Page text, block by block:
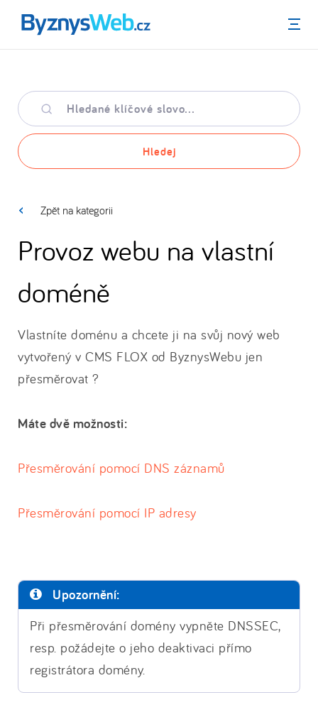
Menu
Hledané
klíčové
slovo
Hledej
Zpět na kategorii
Provoz webu na vlastní
doméně
Vlastníte doménu a chcete ji na svůj nový web
vytvořený v CMS FLOX od ByznysWebu jen
přesměrovat ?
Máte dvě možnosti:
Přesměrování pomocí DNS záznamů
Přesměrování pomocí IP adresy
Upozornění:
Při přesměrování domény vypněte DNSSEC,
resp. požádejte o jeho deaktivaci přímo
registrátora domény.